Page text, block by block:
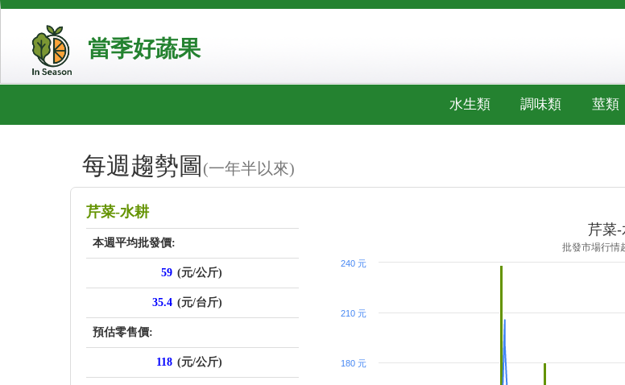
當季好蔬果
水生類 調味類 莖類
每週趨勢圖 (一年半以來)
芹菜-水耕
本週平均批發價:
59 (元/公斤)
35.4 (元/台斤)
預估零售價:
118 (元/公斤)
芹菜-
批發市場行情
180 元
210 元
240 元